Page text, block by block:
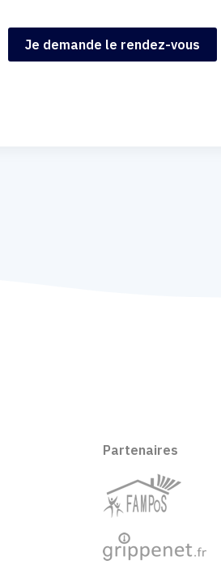
Partenaires